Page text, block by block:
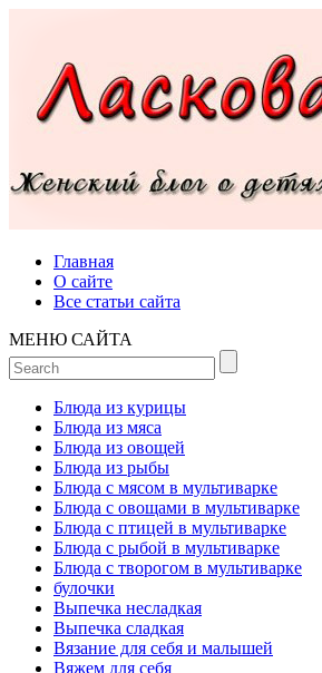
Главная
О сайте
Все статьи сайта
МЕНЮ САЙТА
Блюда из курицы
Блюда из мяса
Блюда из овощей
Блюда из рыбы
Блюда с мясом в мультиварке
Блюда с овощами в мультиварке
Блюда с птицей в мультиварке
Блюда с рыбой в мультиварке
Блюда с творогом в мультиварке
булочки
Выпечка несладкая
Выпечка сладкая
Вязание для себя и малышей
Вяжем для себя